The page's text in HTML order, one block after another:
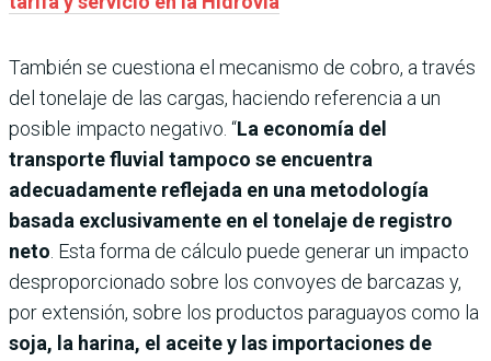
También se cuestiona el mecanismo de cobro, a través
del tonelaje de las cargas, haciendo referencia a un
posible impacto negativo. “La economía del
transporte fluvial tampoco se encuentra
adecuadamente reflejada en una metodología
basada exclusivamente en el tonelaje de registro
neto . Esta forma de cálculo puede generar un impacto
desproporcionado sobre los convoyes de barcazas y,
por extensión, sobre los productos paraguayos como la
soja, la harina, el aceite y las importaciones de